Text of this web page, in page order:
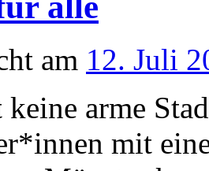
am 12. Juli
arme
mit